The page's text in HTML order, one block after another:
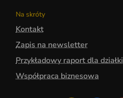
Na skróty
Kontakt
Zapis na newsletter
Przykładowy raport dla działki
Współpraca biznesowa